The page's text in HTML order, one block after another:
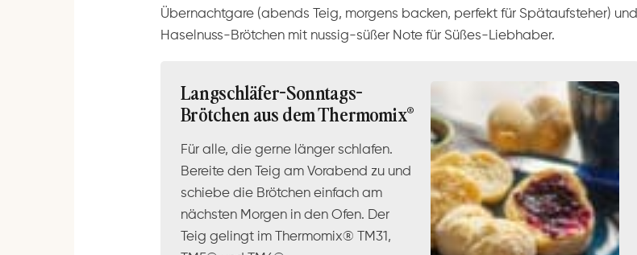
Übernachtgare (abends Teig, morgens backen, perfekt für Spätaufsteher) und
Haselnuss-Brötchen mit nussig-süßer Note für Süßes-Liebhaber.
Langschläfer-Sonntags-
Brötchen aus dem Thermomix®
Für alle, die gerne länger schlafen.
Bereite den Teig am Vorabend zu und
schiebe die Brötchen einfach am
nächsten Morgen in den Ofen. Der
Teig gelingt im Thermomix® TM31,